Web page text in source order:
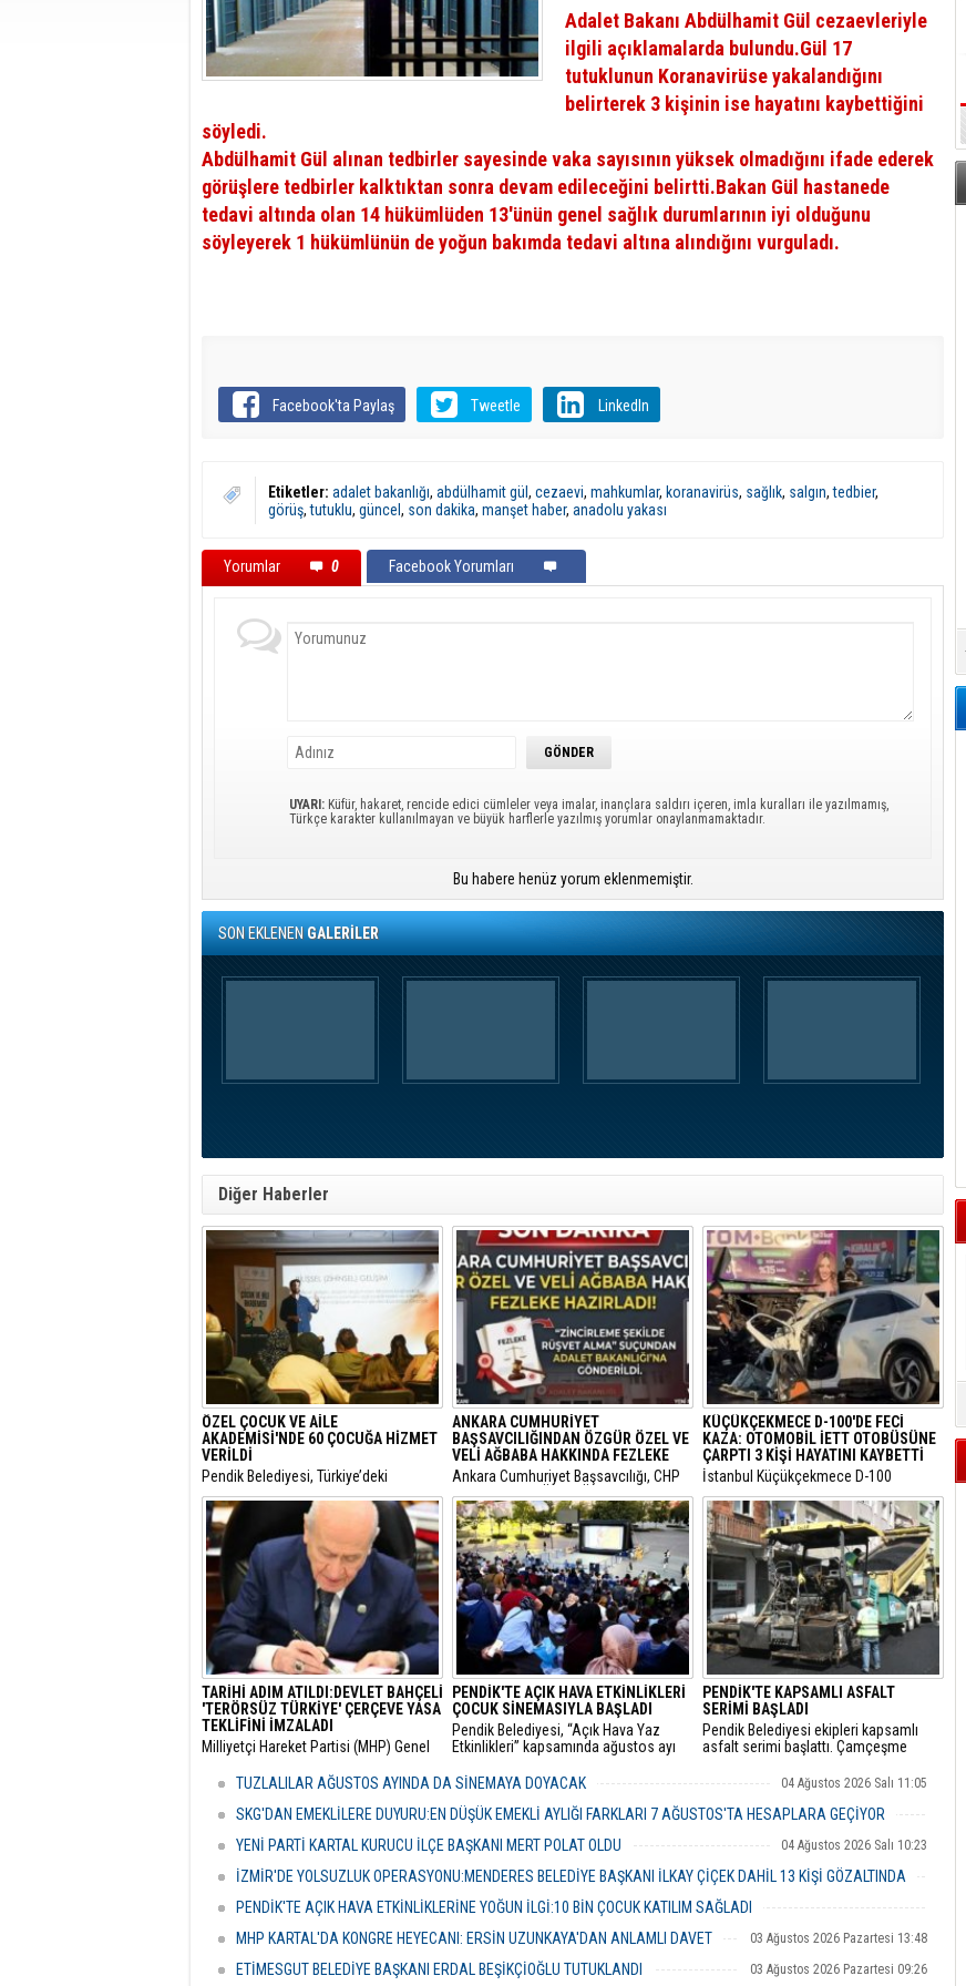
Adalet Bakanı Abdülhamit Gül cezaevleriyle
ilgili açıklamalarda bulundu.Gül 17
tutuklunun Koranavirüse yakalandığını
belirterek 3 kişinin ise hayatını kaybettiğini
söyledi.
Abdülhamit Gül alınan tedbirler sayesinde vaka sayısının yüksek olmadığını ifade ederek
görüşlere tedbirler kalktıktan sonra devam edileceğini belirtti.Bakan Gül hastanede
tedavi altında olan 14 hükümlüden 13'ünün genel sağlık durumlarının iyi olduğunu
söyleyerek 1 hükümlünün de yoğun bakımda tedavi altına alındığını vurguladı.
Facebook'ta Paylaş Tweetle LinkedIn
Etiketler: adalet bakanlığı, abdülhamit gül , cezaevi, mahkumlar, koranavirüs, sağlık, salgın,tedbier,
görüş,tutuklu, güncel , son dakika, manşet haber, anadolu yakası
Yorumlar 0 Facebook Yorumları
UYARI: Küfür, hakaret, rencide edici cümleler veya imalar, inançlara saldırı içeren, imla kuralları ile yazılmamış,
Türkçe karakter kullanılmayan ve büyük harflerle yazılmış yorumlar onaylanmamaktadır.
Bu habere henüz yorum eklenmemiştir.
SON EKLENENGALERİLER
Diğer Haberler
ÖZEL ÇOCUK VE AİLE
AKADEMİSİ'NDE 60 ÇOCUĞA HİZMET
VERİLDİ
Pendik Belediyesi, Türkiye’deki
belediyeler içinde ilk ve tek olma
özelliği taşıyan “Özel Çocuk ve Aile
Akademisi”nin ilk dönemini
tamamladı.
ANKARA CUMHURİYET
BAŞSAVCILIĞINDAN ÖZGÜR ÖZEL VE
VELİ AĞBABA HAKKINDA FEZLEKE
​Ankara Cumhuriyet Başsavcılığı, CHP
Genel Başkanı Özgür Özel ile CHP
Malatya Milletvekili Veli Ağbaba
hakkındaki yasal incelemelerin
tamamlandığını ve her iki isim için de
dokunulmazlıklarının kaldırılması
istemiyle fezleke hazırlandığını
duyurdu.
KÜÇÜKÇEKMECE D-100'DE FECİ
KAZA: OTOMOBİL İETT OTOBÜSÜNE
ÇARPTI 3 KİŞİ HAYATINI KAYBETTİ
​İstanbul Küçükçekmece D-100
Karayolu Edirne istikametinde
sürücüsünün kimliği henüz tespit
edilemeyen 34 BLN 100 plakalı
otomobil, önünde seyreden bir İETT
otobüsüne arkadan hızla çarptı.
TARİHİ ADIM ATILDI:DEVLET BAHÇELİ
'TERÖRSÜZ TÜRKİYE' ÇERÇEVE YASA
TEKLİFİNİ İMZALADI
​Milliyetçi Hareket Partisi (MHP) Genel
"Terörsüz Türkiye" süreci olarak
kapsamındaki çerçeve yasa teklifini
verdi.
PENDİK'TE AÇIK HAVA ETKİNLİKLERİ
ÇOCUK SİNEMASIYLA BAŞLADI
Pendik Belediyesi, “Açık Hava Yaz
Etkinlikleri” kapsamında ağustos ayı
geceleri ve açık hava tiyatrolarıyla
etkinliklerinde buluşturuyor.
PENDİK'TE KAPSAMLI ASFALT
SERİMİ BAŞLADI
Pendik Belediyesi ekipleri kapsamlı
asfalt serimi başlattı. Çamçeşme
ekipler, caddenin Kemalpaşa ile Misakı
Milli Caddeleri arasında kalan yaklaşık
400 metrelik bölümü ile caddeye bağlı
TUZLALILAR AĞUSTOS AYINDA DA SİNEMAYA DOYACAK 04 Ağustos 2026 Salı 11:05
SKG'DAN EMEKLİLERE DUYURU:EN DÜŞÜK EMEKLİ AYLIĞI FARKLARI 7 AĞUSTOS'TA HESAPLARA GEÇİYOR
04 Ağustos 2026 Salı 10:43
YENİ PARTİ KARTAL KURUCU İLÇE BAŞKANI MERT POLAT OLDU 04 Ağustos 2026 Salı 10:23
İZMİR'DE YOLSUZLUK OPERASYONU:MENDERES BELEDİYE BAŞKANI İLKAY ÇİÇEK DAHİL 13 KİŞİ GÖZALTINDA
PENDİK'TE AÇIK HAVA ETKİNLİKLERİNE YOĞUN İLGİ:10 BİN ÇOCUK KATILIM SAĞLADI
03 Ağustos 2026 Pazartesi 16:31
MHP KARTAL'DA KONGRE HEYECANI: ERSİN UZUNKAYA'DAN ANLAMLI DAVET 03 Ağustos 2026 Pazartesi 13:48
ETİMESGUT BELEDİYE BAŞKANI ERDAL BEŞİKÇİOĞLU TUTUKLANDI 03 Ağustos 2026 Pazartesi 09:26